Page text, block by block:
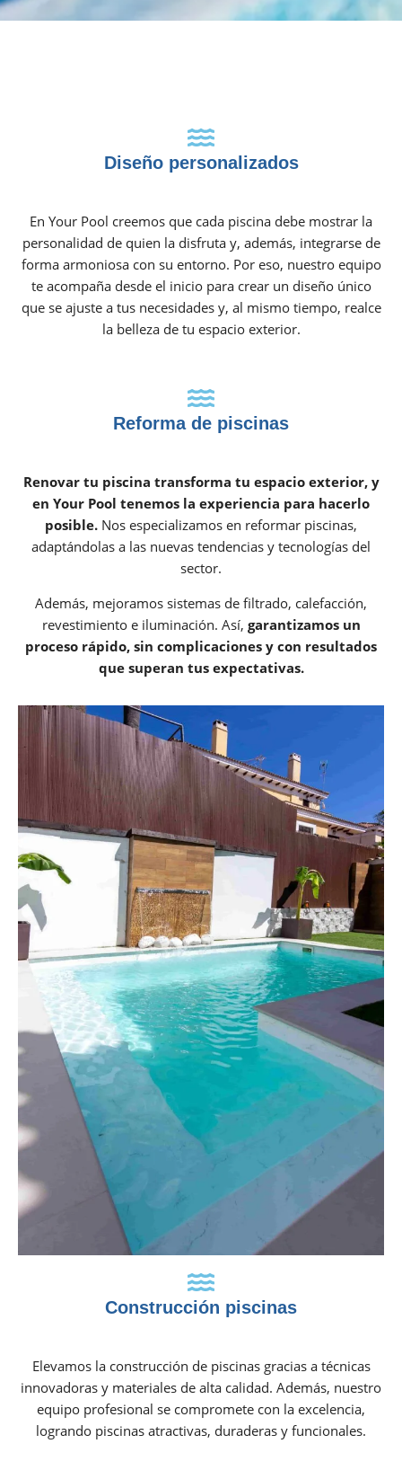
Diseño personalizados
En Your Pool creemos que cada piscina debe mostrar la
personalidad de quien la disfruta y, además, integrarse de
forma armoniosa con su entorno. Por eso, nuestro equipo
te acompaña desde el inicio para crear un diseño único
que se ajuste a tus necesidades y, al mismo tiempo, realce
la belleza de tu espacio exterior.
Reforma de piscinas
Renovar tu piscina transforma tu espacio exterior, y
en Your Pool tenemos la experiencia para hacerlo
posible. Nos especializamos en reformar piscinas,
adaptándolas a las nuevas tendencias y tecnologías del
sector.
Además, mejoramos sistemas de filtrado, calefacción,
revestimiento e iluminación. Así, garantizamos un
proceso rápido, sin complicaciones y con resultados
que superan tus expectativas.
Construcción piscinas
Elevamos la construcción de piscinas gracias a técnicas
innovadoras y materiales de alta calidad. Además, nuestro
equipo profesional se compromete con la excelencia,
logrando piscinas atractivas, duraderas y funcionales.